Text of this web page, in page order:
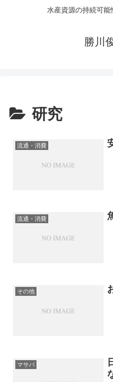
水産資源の持続可
勝川
研究
流通・消費
流通・消費
その他
マサバ